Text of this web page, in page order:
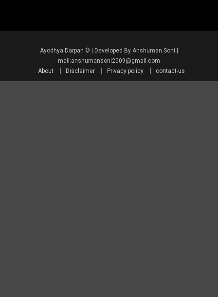
About Disclaimer Privacy policy contact-us